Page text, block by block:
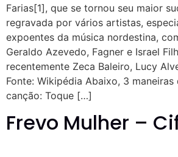
Farias[1], que se tornou seu maior
regravada por vários artistas,
expoentes da música nordestina,
Geraldo Azevedo, Fagner e Israel
recentemente Zeca Baleiro, Lucy
Fonte: Wikipédia Abaixo, 3
canção: Toque […]
Frevo Mulher –